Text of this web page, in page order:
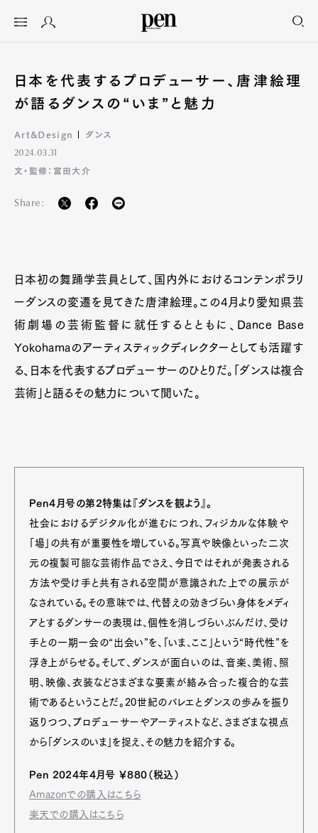
日本を代表するプロデューサー、唐津絵理
が語るダンスの“いま”と魅力
Art&Design ダンス
2024.03.31
文・監修：富田大介
Share:
日本初の舞踊学芸員として、国内外におけるコンテンポラリ
ーダンスの変遷を見てきた唐津絵理。この4月より愛知県芸
術劇場の芸術監督に就任するとともに、Dance Base
Yokohamaのアーティスティックディレクターとしても活躍す
る、日本を代表するプロデューサーのひとりだ。「ダンスは複合
芸術」と語るその魅力について聞いた。
Pen4月号の第2特集は『ダンスを観よう』。
社会におけるデジタル化が進むにつれ、フィジカルな体験や
「場」の共有が重要性を増している。写真や映像といった二次
元の複製可能な芸術作品でさえ、今日ではそれが発表される
方法や受け手と共有される空間が意識された上での展示が
なされている。その意味では、代替えの効きづらい身体をメディ
アとするダンサーの表現は、個性を消しづらいぶんだけ、受け
手との一期一会の“出会い”を、「いま、ここ」という“時代性”を
浮き上がらせる。そして、ダンスが面白いのは、音楽、美術、照
明、映像、衣装などさまざまな要素が絡み合った複合的な芸
術であるということだ。20世紀のバレエとダンスの歩みを振り
返りつつ、プロデューサーやアーティストなど、さまざまな視点
から「ダンスのいま」を捉え、その魅力を紹介する。
Pen 2024年4月号 ￥880（税込）
Amazonでの購入はこちら
楽天での購入はこちら